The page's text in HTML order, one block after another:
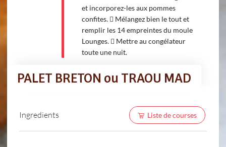
et incorporez-les aux pommes
confites.  Mélangez bien le tout et
remplir les 14 empreintes du moule
Lounges.  Mettre au congélateur
toute une nuit.
PALET BRETON ou TRAOU MAD
Ingredients Liste de courses